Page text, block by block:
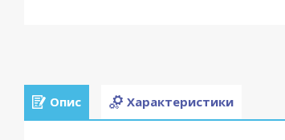
Опис Характеристики